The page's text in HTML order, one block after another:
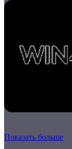
Показать больше